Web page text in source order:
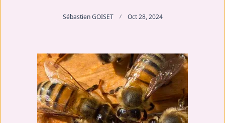
Sébastien GOISET Oct 28, 2024